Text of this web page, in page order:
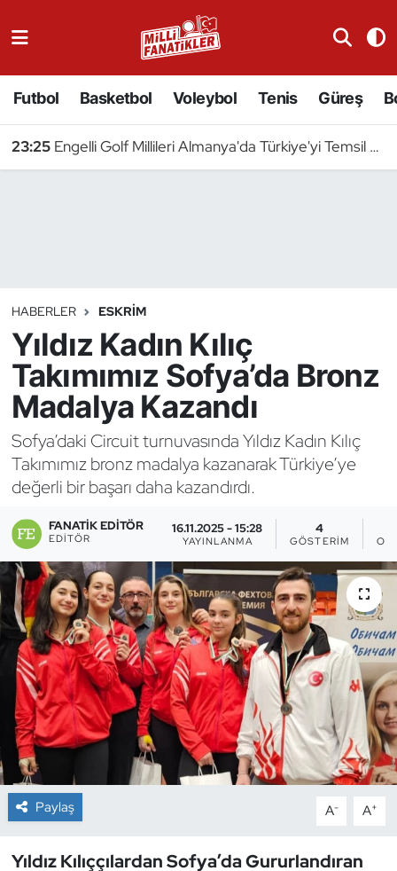
Futbol Basketbol Voleybol Tenis Güreş
23:25 Engelli Golf Millileri Almanya'da Türkiye'yi Temsil Edecek
HABERLER ESKRIM
Yıldız Kadın Kılıç
Takımımız Sofya’da Bronz
Madalya Kazandı
Sofya’daki Circuit turnuvasında Yıldız Kadın Kılıç
Takımımız bronz madalya kazanarak Türkiye’ye
değerli bir başarı daha kazandırdı.
FANATIK EDITÖR
EDITÖR
16.11.2025 - 15:28
YAYINLANMA
4
GÖSTERIM
Paylaş A- A+
Yıldız Kılıççılardan Sofya’da Gururlandıran
Badminton
Binicilik
Bisiklet
Bocce Bowling Dart
Boks
Briç
Buz Hokeyi
Buz Pateni
Çim Hokeyi
Cimnastik
Curling
Dağcılık